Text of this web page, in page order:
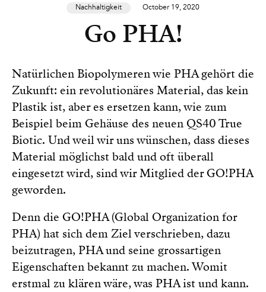
Nachhaltigkeit October 19, 2020
Go PHA!
Natürlichen Biopolymeren wie PHA gehört die
Zukunft: ein revolutionäres Material, das kein
Plastik ist, aber es ersetzen kann, wie zum
Beispiel beim Gehäuse des neuen QS40 True
Biotic. Und weil wir uns wünschen, dass dieses
Material möglichst bald und oft überall
eingesetzt wird, sind wir Mitglied der GO!PHA
geworden.
Denn die GO!PHA (Global Organization for
PHA) hat sich dem Ziel verschrieben, dazu
beizutragen, PHA und seine grossartigen
Eigenschaften bekannt zu machen. Womit
erstmal zu klären wäre, was PHA ist und kann.